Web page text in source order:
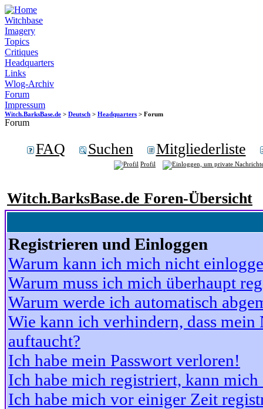
Witchbase
Imagery
Topics
Critiques
Headquarters
Links
Wlog-Archiv
Forum
Impressum
Witch.BarksBase.de > Deutsch > Headquarters > Forum
Forum
FAQ Suchen Mitgliederliste
Profil
Witch.BarksBase.de Foren-Übersicht
Registrieren und Einloggen
Warum kann ich mich nicht
Warum muss ich mich überhaupt
Warum werde ich automatisch
Wie kann ich verhindern, dass
auftaucht?
Ich habe mein Passwort verloren!
Ich habe mich registriert, kann
Ich habe mich vor einiger Zeit